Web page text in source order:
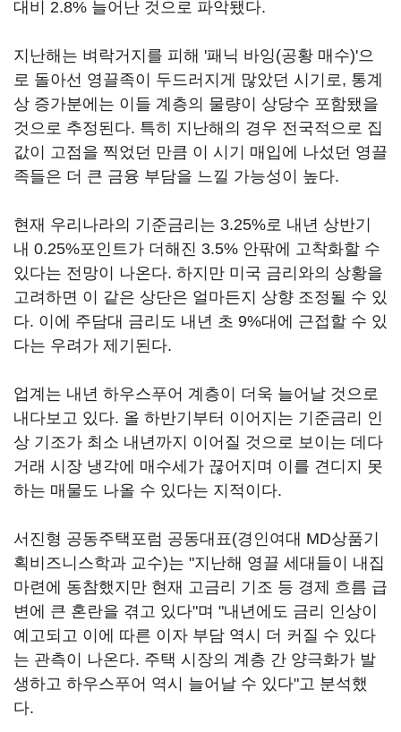
대비 2.8% 늘어난 것으로 파악됐다.
지난해는 벼락거지를 피해 '패닉 바잉(공황 매수)'으
로 돌아선 영끌족이 두드러지게 많았던 시기로, 통계
상 증가분에는 이들 계층의 물량이 상당수 포함됐을
것으로 추정된다. 특히 지난해의 경우 전국적으로 집
값이 고점을 찍었던 만큼 이 시기 매입에 나섰던 영끌
족들은 더 큰 금융 부담을 느낄 가능성이 높다.
현재 우리나라의 기준금리는 3.25%로 내년 상반기
내 0.25%포인트가 더해진 3.5% 안팎에 고착화할 수
있다는 전망이 나온다. 하지만 미국 금리와의 상황을
고려하면 이 같은 상단은 얼마든지 상향 조정될 수 있
다. 이에 주담대 금리도 내년 초 9%대에 근접할 수 있
다는 우려가 제기된다.
업계는 내년 하우스푸어 계층이 더욱 늘어날 것으로
내다보고 있다. 올 하반기부터 이어지는 기준금리 인
상 기조가 최소 내년까지 이어질 것으로 보이는 데다
거래 시장 냉각에 매수세가 끊어지며 이를 견디지 못
하는 매물도 나올 수 있다는 지적이다.
서진형 공동주택포럼 공동대표(경인여대 MD상품기
획비즈니스학과 교수)는 "지난해 영끌 세대들이 내집
마련에 동참했지만 현재 고금리 기조 등 경제 흐름 급
변에 큰 혼란을 겪고 있다"며 "내년에도 금리 인상이
예고되고 이에 따른 이자 부담 역시 더 커질 수 있다
는 관측이 나온다. 주택 시장의 계층 간 양극화가 발
생하고 하우스푸어 역시 늘어날 수 있다"고 분석했
다.